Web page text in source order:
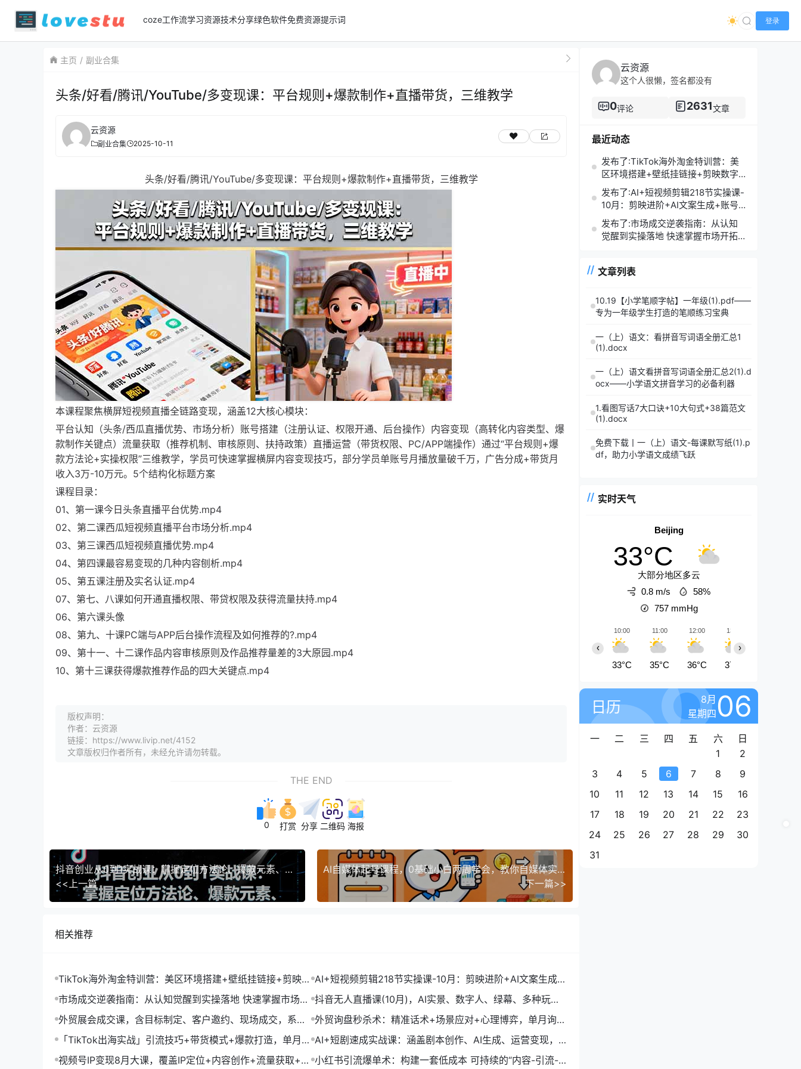
coze工作流学习资源技术分享绿色软件免费资源提示词 登录
主页 副业合集
头条/好看/腾讯/YouTube/多变现课：平台规则+爆款制作+直播带货，三维教学
云资源
副业合集 2025-10-11
头条/好看/腾讯/YouTube/多变现课：平台规则+爆款制作+直播带货，三维教学
本课程聚焦横屏短视频直播全链路变现，涵盖12大核心模块：
平台认知（头条/西瓜直播优势、市场分析）账号搭建（注册认证、权限开通、后台操作）内容变现（高转化内容类型、爆
款制作关键点）流量获取（推荐机制、审核原则、扶持政策）直播运营（带货权限、PC/APP端操作）通过“平台规则+爆
款方法论+实操权限”三维教学，学员可快速掌握横屏内容变现技巧，部分学员单账号月播放量破千万，广告分成+带货月
收入3万-10万元。5个结构化标题方案
课程目录：
01、第一课今日头条直播平台优势.mp4
02、第二课西瓜短视频直播平台市场分析.mp4
03、第三课西瓜短视频直播优势.mp4
04、第四课最容易变现的几种内容刨析.mp4
05、第五课注册及实名认证.mp4
07、第七、八课如何开通直播权限、带贷权限及获得流量扶持.mp4
06、第六课头像
08、第九、十课PC端与APP后台操作流程及如何推荐的?.mp4
09、第十一、十二课作品内容审核原则及作品推荐量差的3大原园.mp4
10、第十三课获得爆款推荐作品的四大关键点.mp4
版权声明：
作者：云资源
链接：https://www.livip.net/4152
文章版权归作者所有，未经允许请勿转载。
THE END
0 打赏 分享 二维码 海报
抖音创业从0到1实战课：掌握定位方法论、爆款元素、直播留人，月涨粉50w+
<<上一篇
AI自媒体起号课程，0基础小白两周学会，教你自媒体实现商业变现
下一篇>>
相关推荐
TikTok海外淘金特训营：美区环境搭建+壁纸挂链接+剪映数
字人，月入1.5万
AI+短视频剪辑218节实操课-10月：剪映进阶+AI文案生成
+账号运营，月入2万
市场成交逆袭指南：从认知觉醒到实操落地 快速掌握市场开
拓与成交核心能力
抖音无人直播课(10月)，AI实景、数字人、绿幕、多种玩
法、24小时自动盈利
外贸展会成交课，含目标制定、客户邀约、现场成交，系统
化SOP提升参展ROI
外贸询盘秒杀术：精准话术+场景应对+心理博弈，单月询盘
转化率提升200%
「TikTok出海实战」引流技巧+带货模式+爆款打造，单月变
现10万+秘籍
AI+短剧速成实战课：涵盖剧本创作、AI生成、运营变现，
单部剧收益破万
视频号IP变现8月大课，覆盖IP定位+内容创作+流量获取+合 小红书引流爆单术：构建一套低成本 可持续的“内容-引流-
云资源
这个人很懒，签名都没有
0评论 2631文章
最近动态
发布了:TikTok海外淘金特训营：美
区环境搭建+壁纸挂链接+剪映数字
人，月入1.5万
发布了:AI+短视频剪辑218节实操课-
10月：剪映进阶+AI文案生成+账号
运营，月入2万
发布了:市场成交逆袭指南：从认知
觉醒到实操落地 快速掌握市场开拓
文章列表
10.19【小学笔顺字帖】一年级(1).pdf——
专为一年级学生打造的笔顺练习宝典
一（上）语文：看拼音写词语全册汇总1
(1).docx
一（上）语文看拼音写词语全册汇总2(1).d
ocx——小学语文拼音学习的必备利器
1.看图写话7大口诀+10大句式+38篇范文
(1).docx
免费下载丨一（上）语文-每课默写纸(1).p
df，助力小学语文成绩飞跃
实时天气
Beijing
33°C
大部分地区多云
0.8 m/s
58%
757 mmHg
10:00
33°C
11:00
35°C
12:00
36°C
13:00
37°C
‹ ›
日历
8月
星期四06
一 二 三 四 五 六
日
1
2
3
4 5 6 7 8
9
10
11 12 13 14 15
16
17
18 19 20 21 22
23
24
25 26 27 28 29
30
31